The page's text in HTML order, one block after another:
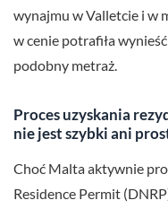
wynajmu w Valletcie i w
w cenie potrafiła
podobny metraż.
Proces uzyskania
nie jest szybki ani
Choć Malta aktywnie
Residence Permit